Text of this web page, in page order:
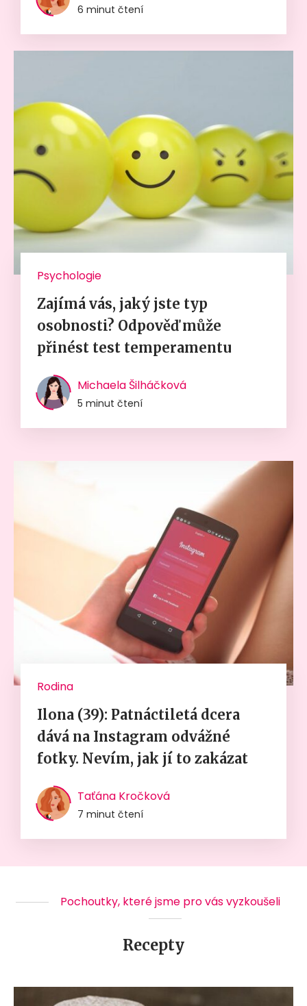
6 minut čtení
Psychologie
Zajímá vás, jaký jste typ
osobnosti? Odpověď může
přinést test temperamentu
Michaela Šilháčková
5 minut čtení
Rodina
Ilona (39): Patnáctiletá dcera
dává na Instagram odvážné
fotky. Nevím, jak jí to zakázat
Taťána Kročková
7 minut čtení
Pochoutky, které jsme pro vás vyzkoušeli
Recepty